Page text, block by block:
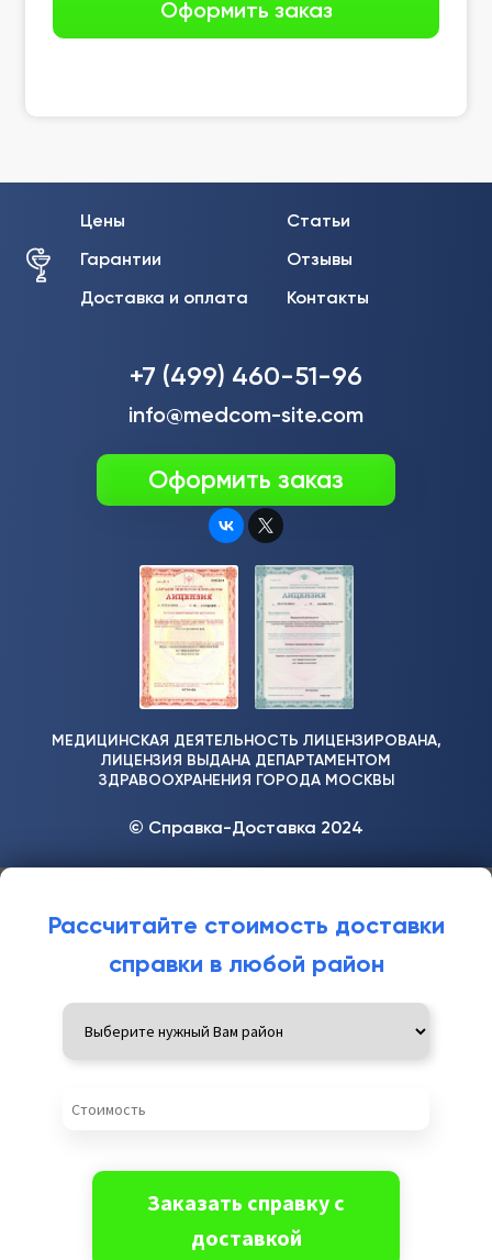
Цены
Гарантии
Доставка и оплата
Статьи
Отзывы
Контакты
МЕДИЦИНСКАЯ ДЕЯТЕЛЬНОСТЬ ЛИЦЕНЗИРОВАНА,
ЛИЦЕНЗИЯ ВЫДАНА ДЕПАРТАМЕНТОМ
ЗДРАВООХРАНЕНИЯ ГОРОДА МОСКВЫ
+7 (499) 460-51-96
info@medcom-site.com
Оформить заказ
© Справка-Доставка 2024
Рассчитайте стоимость доставки
справки в любой район